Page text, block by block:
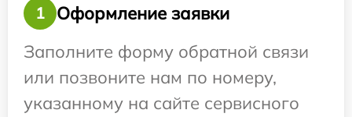
1
Оформление заявки
Заполните форму обратной связи
или позвоните нам по номеру,
указанному на сайте сервисного